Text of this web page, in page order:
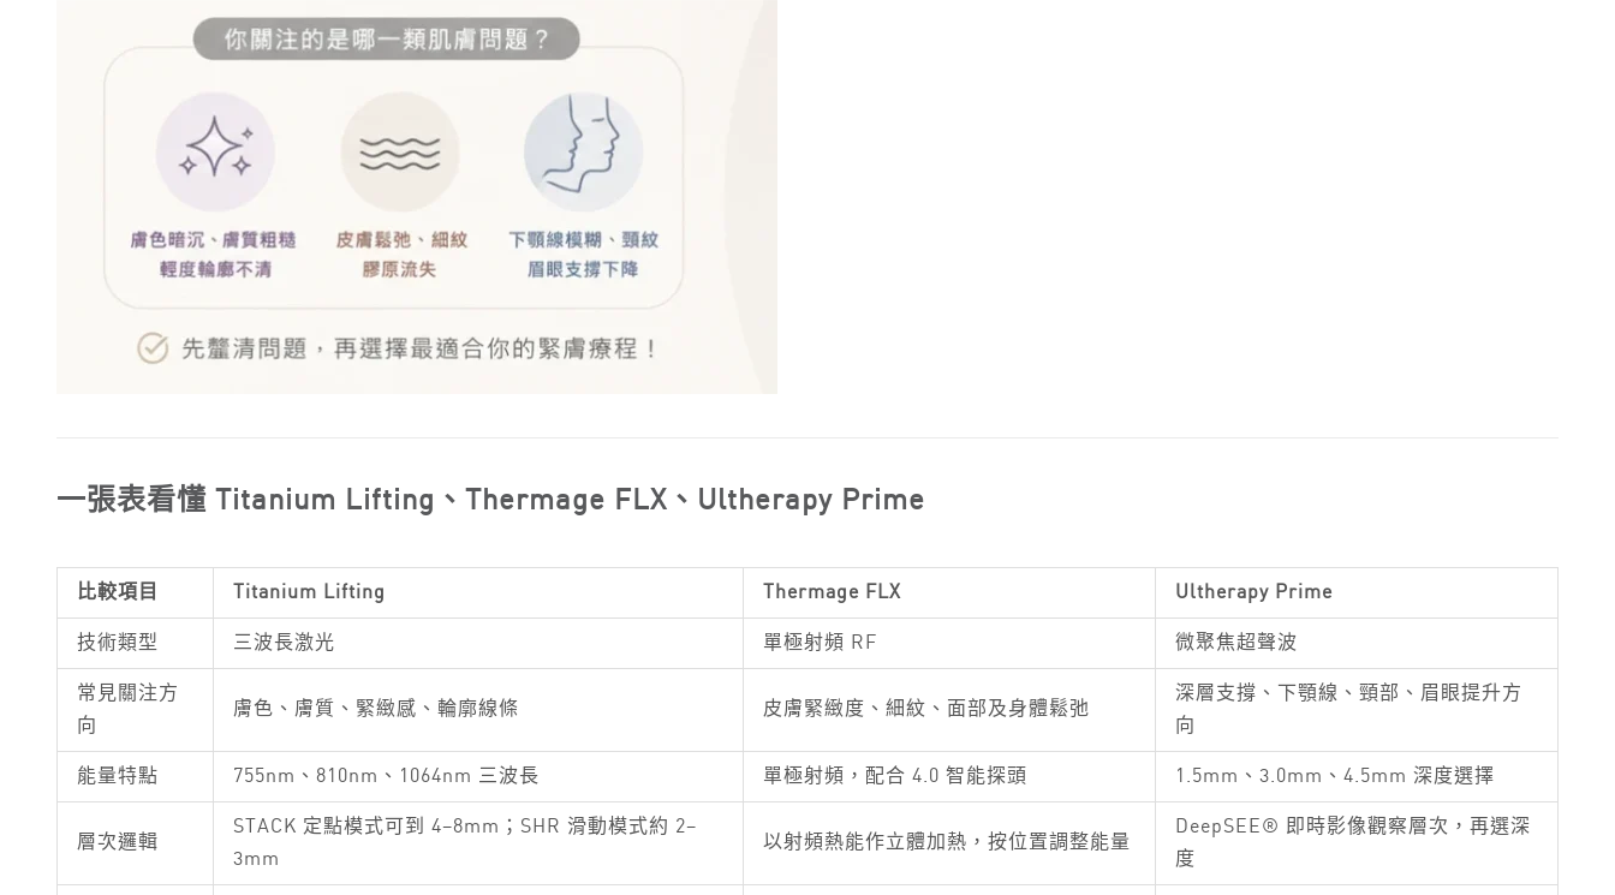
一張表看懂 Titanium Lifting、Thermage FLX、Ultherapy Prime
比較項目 Titanium Lifting Thermage FLX Ultherapy Prime
技術類型 三波長激光 單極射頻 RF 微聚焦超聲波
常見關注方
向
膚色、膚質、緊緻感、輪廓線條 皮膚緊緻度、細紋、面部及身體鬆弛
深層支撐、下顎線、頸部、眉眼提升方
向
能量特點 755nm、810nm、1064nm 三波長 單極射頻，配合 4.0 智能探頭 1.5mm、3.0mm、4.5mm 深度選擇
層次邏輯
STACK 定點模式可到 4–8mm；SHR 滑動模式約 2–
3mm
以射頻熱能作立體加熱，按位置調整能量
DeepSEE® 即時影像觀察層次，再選深
度